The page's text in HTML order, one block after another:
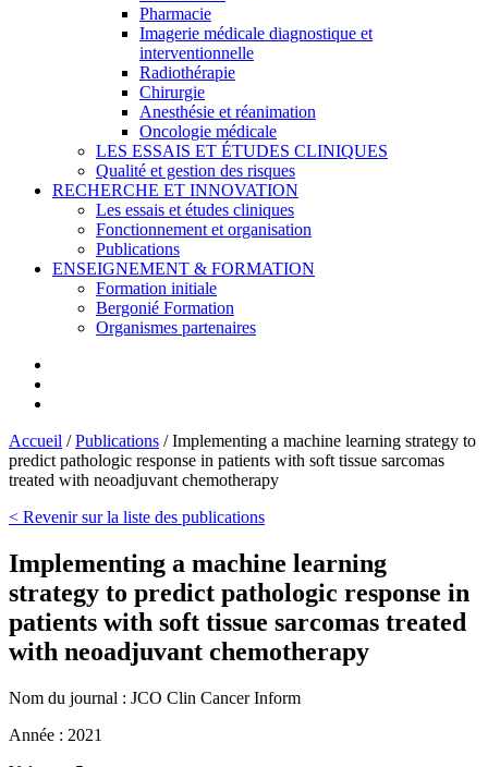
Pharmacie
Imagerie médicale diagnostique et
interventionnelle
Radiothérapie
Chirurgie
Anesthésie et réanimation
Oncologie médicale
LES ESSAIS ET ÉTUDES CLINIQUES
Qualité et gestion des risques
RECHERCHE ET INNOVATION
Les essais et études cliniques
Fonctionnement et organisation
Publications
ENSEIGNEMENT & FORMATION
Formation initiale
Bergonié Formation
Organismes partenaires
Accueil /Publications /Implementing a machine learning strategy to
predict pathologic response in patients with soft tissue sarcomas
treated with neoadjuvant chemotherapy
< Revenir sur la liste des publications
Implementing a machine learning
strategy to predict pathologic response in
patients with soft tissue sarcomas treated
with neoadjuvant chemotherapy
Nom du journal : JCO Clin Cancer Inform
Année : 2021